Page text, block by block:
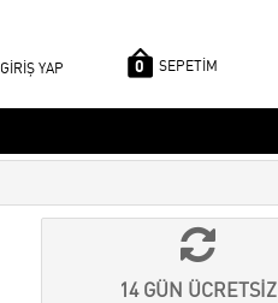
GİRİŞ YAP 0 SEPETİM
14 GÜN ÜCRETSİZ